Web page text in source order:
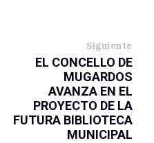
Siguiente
EL CONCELLO DE
MUGARDOS
AVANZA EN EL
PROYECTO DE LA
FUTURA BIBLIOTECA
MUNICIPAL